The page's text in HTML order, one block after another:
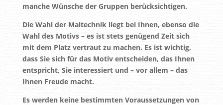
manche Wünsche der Gruppen berücksichtigen.
Die Wahl der Maltechnik liegt bei Ihnen, ebenso die
Wahl des Motivs – es ist stets genügend Zeit sich
mit dem Platz vertraut zu machen. Es ist wichtig,
dass Sie sich für das Motiv entscheiden, das Ihnen
entspricht, Sie interessiert und – vor allem – das
Ihnen Freude macht.
Es werden keine bestimmten Voraussetzungen von